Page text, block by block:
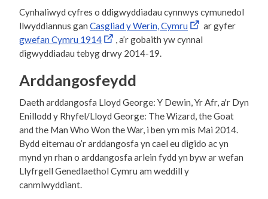
Cynhaliwyd cyfres o ddigwyddiadau cynnwys cymunedol
llwyddiannus gan Casgliad y Werin, Cymru
ar gyfer
gwefan Cymru 1914
, a’r gobaith yw cynnal
digwyddiadau tebyg drwy 2014-19.
Arddangosfeydd
Daeth arddangosfa Lloyd George: Y Dewin, Yr Afr, a'r Dyn
Enillodd y Rhyfel/Lloyd George: The Wizard, the Goat
and the Man Who Won the War, i ben ym mis Mai 2014.
Bydd eitemau o’r arddangosfa yn cael eu digido ac yn
mynd yn rhan o arddangosfa arlein fydd yn byw ar wefan
Llyfrgell Genedlaethol Cymru am weddill y
canmlwyddiant.